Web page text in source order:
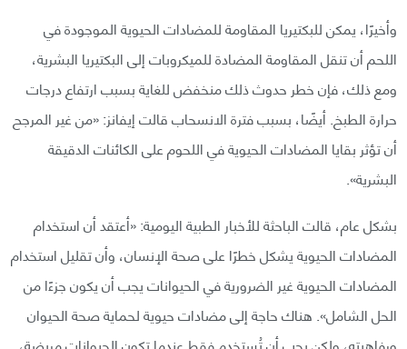
وأخيرًا، يمكن للبكتيريا المقاومة للمضادات الحيوية الموجودة في
اللحم أن تنقل المقاومة المضادة للميكروبات إلى البكتيريا البشرية،
ومع ذلك، فإن خطر حدوث ذلك منخفض للغاية بسبب ارتفاع درجات
حرارة الطبخ. أيضًا، بسبب فترة الانسحاب قالت إيفانز: «من غير المرجح
أن تؤثر بقايا المضادات الحيوية في اللحوم على الكائنات الدقيقة
البشرية».
بشكل عام، قالت الباحثة للأخبار الطبية اليومية: «أعتقد أن استخدام
المضادات الحيوية يشكل خطرًا على صحة الإنسان، وأن تقليل استخدام
المضادات الحيوية غير الضرورية في الحيوانات يجب أن يكون جزءًا من
الحل الشامل». هناك حاجة إلى مضادات حيوية لحماية صحة الحيوان